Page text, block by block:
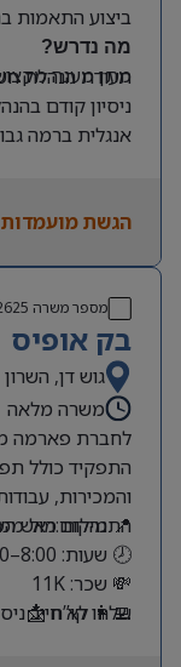
ביצוע התאמות
מתן מענה
מה נדרש?
תעודת הנהלת חשבונות
ניסיון קודם
אנגלית ברמה
הגשת מועמדות
מספר משרה
בק אופיס
גוש דן, השרון
משרה מלאה
לחברת פארמה
התפקיד כולל
והמכירות,
התנהלות מול
📍 מיקום:ראש
🕗 שעות: 8:00–16:30 | ללא ימי שישי
💸 שכר: 11K
👩‍💻 לא חייב
שלחו קו”ח 📩